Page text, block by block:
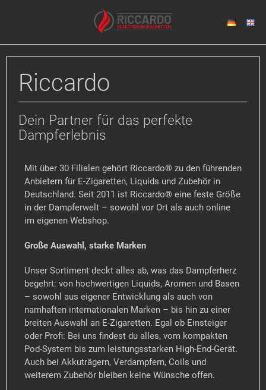
Riccardo
Dein Partner für das perfekte
Dampferlebnis
Mit über 30 Filialen gehört Riccardo® zu den führenden
Anbietern für E-Zigaretten, Liquids und Zubehör in
Deutschland. Seit 2011 ist Riccardo® eine feste Größe
in der Dampferwelt – sowohl vor Ort als auch online
im eigenen Webshop.
Große Auswahl, starke Marken
Unser Sortiment deckt alles ab, was das Dampferherz
begehrt: von hochwertigen Liquids, Aromen und Basen
– sowohl aus eigener Entwicklung als auch von
namhaften internationalen Marken – bis hin zu einer
breiten Auswahl an E-Zigaretten. Egal ob Einsteiger
oder Profi: Bei uns findest du alles, vom kompakten
Pod-System bis zum leistungsstarken High-End-Gerät.
Auch bei Akkuträgern, Verdampfern, Coils und
weiterem Zubehör bleiben keine Wünsche offen.